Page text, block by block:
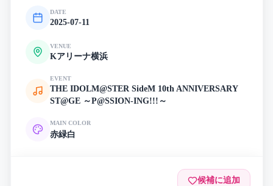
DATE
2025-07-11
VENUE
Kアリーナ横浜
EVENT
THE IDOLM@STER SideM 10th ANNIVERSARY
ST@GE ～P@SSION-ING!!!～
MAIN COLOR
赤緑白
候補に追加